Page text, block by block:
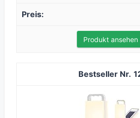
Produkt ansehen